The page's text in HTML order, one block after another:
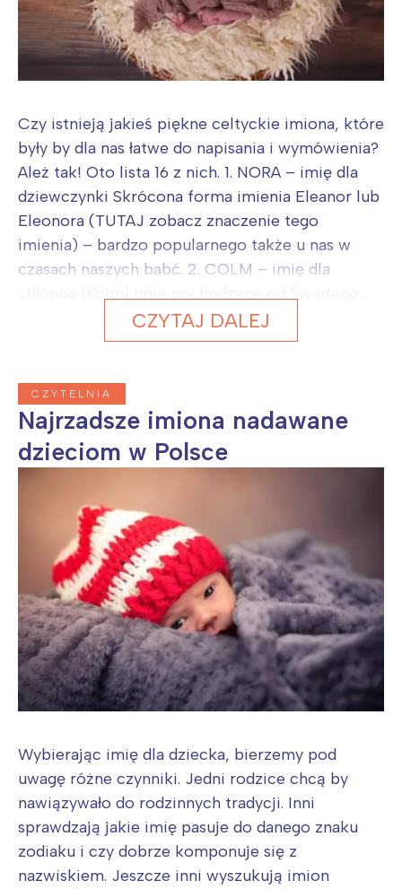
Czy istnieją jakieś piękne celtyckie imiona, które
były by dla nas łatwe do napisania i wymówienia?
Ależ tak! Oto lista 16 z nich. 1. NORA – imię dla
dziewczynki Skrócona forma imienia Eleanor lub
Eleonora (TUTAJ zobacz znaczenie tego
imienia) – bardzo popularnego także u nas w
czasach naszych babć. 2. COLM – imię dla
CZYTAJ DALEJ
CZYTELNIA
Najrzadsze imiona nadawane
dzieciom w Polsce
Wybierając imię dla dziecka, bierzemy pod
uwagę różne czynniki. Jedni rodzice chcą by
nawiązywało do rodzinnych tradycji. Inni
sprawdzają jakie imię pasuje do danego znaku
zodiaku i czy dobrze komponuje się z
nazwiskiem. Jeszcze inni wyszukują imion